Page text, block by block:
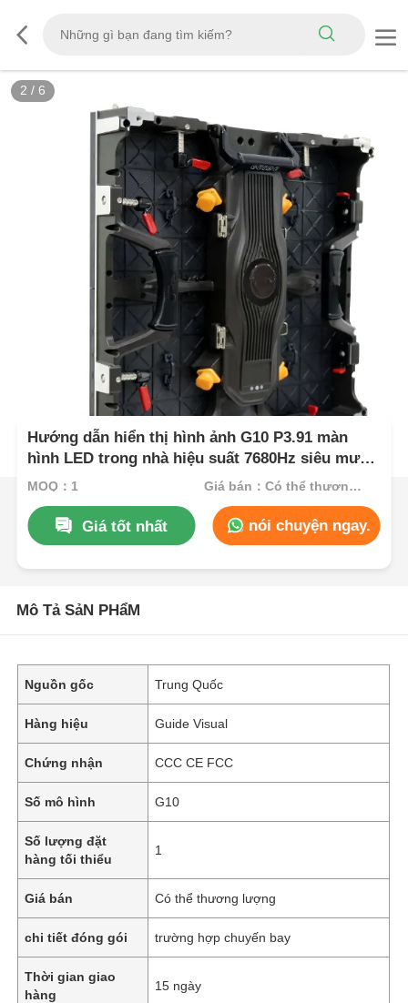
2 / 6
Hướng dẫn hiển thị hình ảnh G10 P3.91 màn
hình LED trong nhà hiệu suất 7680Hz siêu mượt
mà với cài đặt nhanh
MOQ：1 Giá bán：Có thể thương lượng
Giá tốt nhất nói chuyện ngay.
Mô Tả SảN PHẩM
Nguồn gốc Trung Quốc
Hàng hiệu Guide Visual
Chứng nhận CCC CE FCC
Số mô hình G10
Số lượng đặt
hàng tối thiểu
1
Giá bán Có thể thương lượng
chi tiết đóng gói trường hợp chuyến bay
Thời gian giao
hàng
15 ngày